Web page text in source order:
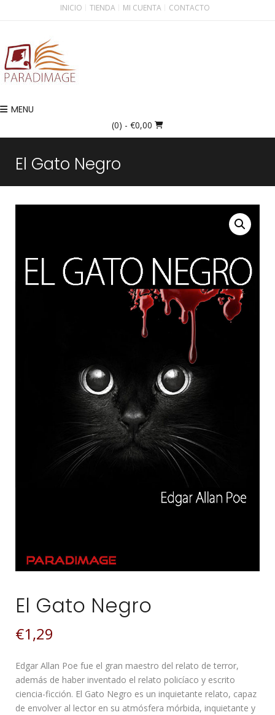
INICIO TIENDA MI CUENTA CONTACTO
MENU
(0) - €0,00
El Gato Negro
El Gato Negro
€1,29
Edgar Allan Poe fue el gran maestro del relato de terror,
además de haber inventado el relato policíaco y escrito
ciencia-ficción. El Gato Negro es un inquietante relato, capaz
de envolver al lector en su atmósfera mórbida, inquietante y